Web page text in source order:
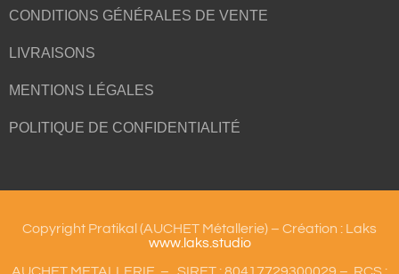
CONDITIONS GÉNÉRALES DE VENTE
LIVRAISONS
MENTIONS LÉGALES
POLITIQUE DE CONFIDENTIALITÉ
Copyright Pratikal (AUCHET Métallerie) – Création : Laks
www.laks.studio